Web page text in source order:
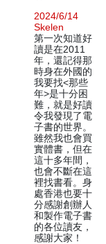
2024/6/14
Skelen
第一次知道好
讀是在2011
年，還記得那
時身在外國的
我要找<那些
年>是十分困
難，就是好讀
令我發現了電
子書的世界。
雖然我也會買
實體書，但在
這十多年間，
也會不斷在這
裡找書看。身
處香港也要十
分感謝創辦人
和製作電子書
的各位讀友，
感謝大家！